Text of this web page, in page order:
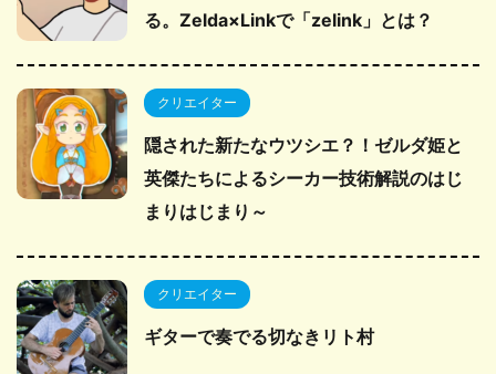
る。Zelda×Linkで「zelink」とは？
クリエイター
隠された新たなウツシエ？！ゼルダ姫と
英傑たちによるシーカー技術解説のはじ
まりはじまり～
クリエイター
ギターで奏でる切なきリト村